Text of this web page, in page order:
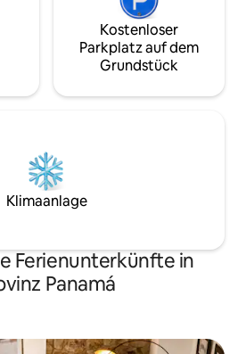
Kostenloser
Parkplatz auf dem
Grundstück
Klimaanlage
Ferienunterkünfte in
Panamá